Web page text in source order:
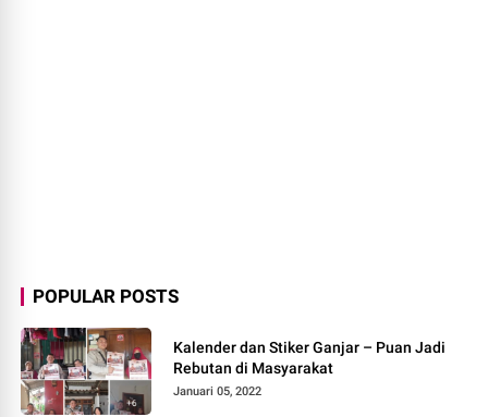
POPULAR POSTS
Kalender dan Stiker Ganjar – Puan Jadi
Rebutan di Masyarakat
Januari 05, 2022